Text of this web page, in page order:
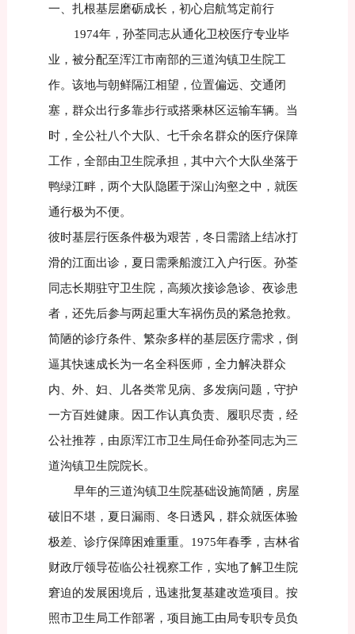
一、扎根基层磨砺成长，初心启航笃定前行
1974年，孙荃同志从通化卫校医疗专业毕
业，被分配至浑江市南部的三道沟镇卫生院工
作。该地与朝鲜隔江相望，位置偏远、交通闭
塞，群众出行多靠步行或搭乘林区运输车辆。当
时，全公社八个大队、七千余名群众的医疗保障
工作，全部由卫生院承担，其中六个大队坐落于
鸭绿江畔，两个大队隐匿于深山沟壑之中，就医
通行极为不便。
彼时基层行医条件极为艰苦，冬日需踏上结冰打
滑的江面出诊，夏日需乘船渡江入户行医。孙荃
同志长期驻守卫生院，高频次接诊急诊、夜诊患
者，还先后参与两起重大车祸伤员的紧急抢救。
简陋的诊疗条件、繁杂多样的基层医疗需求，倒
逼其快速成长为一名全科医师，全力解决群众
内、外、妇、儿各类常见病、多发病问题，守护
一方百姓健康。因工作认真负责、履职尽责，经
公社推荐，由原浑江市卫生局任命孙荃同志为三
道沟镇卫生院院长。
早年的三道沟镇卫生院基础设施简陋，房屋
破旧不堪，夏日漏雨、冬日透风，群众就医体验
极差、诊疗保障困难重重。1975年春季，吉林省
财政厅领导莅临公社视察工作，实地了解卫生院
窘迫的发展困境后，迅速批复基建改造项目。按
照市卫生局工作部署，项目施工由局专职专员负